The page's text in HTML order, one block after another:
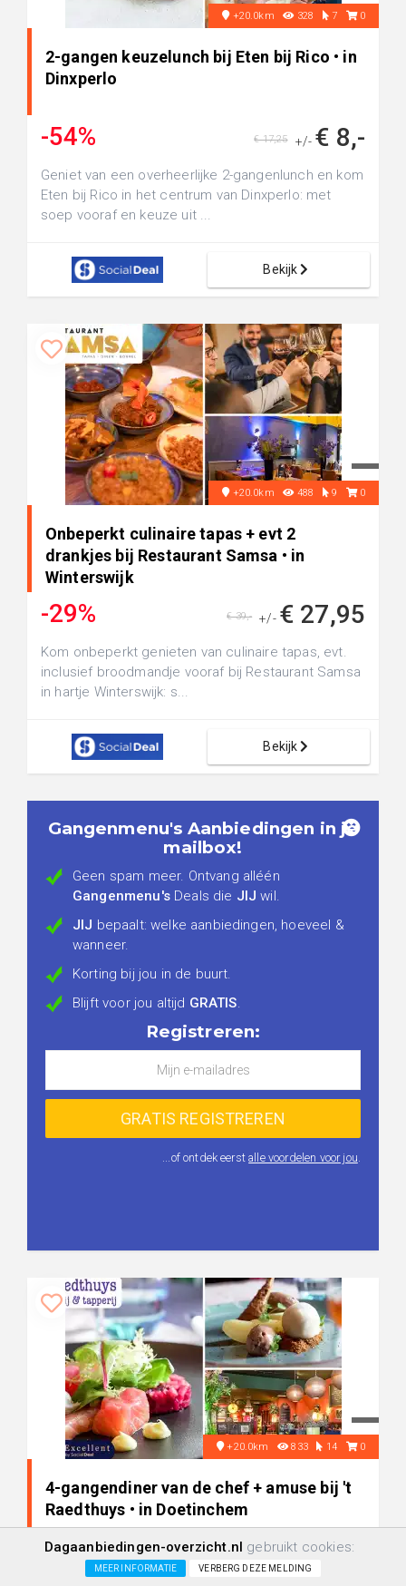
+20.0km 328 7 0
2-gangen keuzelunch bij Eten bij Rico • in
Dinxperlo
-54% +/- € 8,-
€ 17,25
Geniet van een overheerlijke 2-gangenlunch en kom
Eten bij Rico in het centrum van Dinxperlo: met
soep vooraf en keuze uit ...
Bekijk
+20.0km 488 9 0
Onbeperkt culinaire tapas + evt 2
drankjes bij Restaurant Samsa • in
Winterswijk
-29% +/- € 27,95
€ 39,-
Kom onbeperkt genieten van culinaire tapas, evt.
inclusief broodmandje vooraf bij Restaurant Samsa
in hartje Winterswijk: s...
Bekijk
Gangenmenu's Aanbiedingen in je
mailbox!
Geen spam meer. Ontvang alléén
Gangenmenu'sDeals die JIJ wil.
JIJ bepaalt: welke aanbiedingen, hoeveel &
wanneer.
Korting bij jou in de buurt.
Blijft voor jou altijd GRATIS.
Registreren:
...of ontdek eerstalle voordelen voor jou.
+20.0km 833 14 0
4-gangendiner van de chef + amuse bij 't
Raedthuys • in Doetinchem
-45% +/-€ 33,-
€ 59,-
Dagaanbiedingen-overzicht.nl gebruikt cookies:
MEER INFORMATIE VERBERG DEZE MELDING